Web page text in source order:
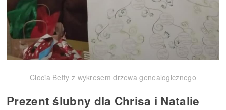
Ciocia Betty z wykresem drzewa genealogicznego
Prezent ślubny dla Chrisa i Natalie